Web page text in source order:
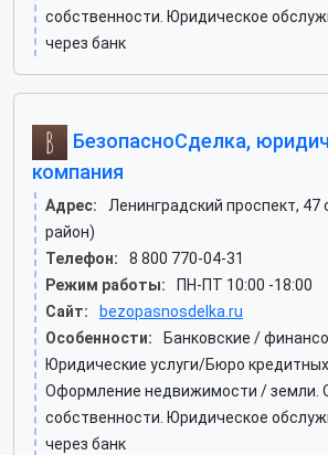
собственности. Юридическое
через банк
БезопасноСделка,
компания
Адрес:
Ленинградский проспект,
район)
Телефон:
8 800 770-04-31
Режим работы:
ПН-ПТ 10:00 -18:00
Сайт:
bezopasnosdelka.ru
Особенности:
Банковские /
Юридические услуги/Бюро кредитных
Оформление недвижимости / земли.
собственности. Юридическое
через банк